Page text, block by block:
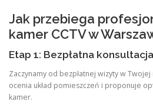
Jak przebiega
kamer CCTV w
Etap 1: Bezpłatna
Zaczynamy od bezpłatnej wizyty w
ocenia układ pomieszczeń i proponuje
kamer.